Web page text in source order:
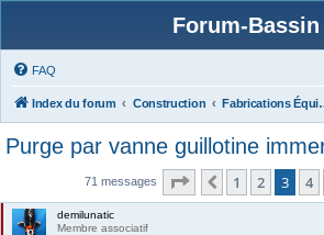
Forum-Bassin
FAQ
Index du forum Construction Fabrications
Purge par vanne guillotine
71 messages Page sur8
Précédente
1 2 3 4
demilunatic
Membre associatif